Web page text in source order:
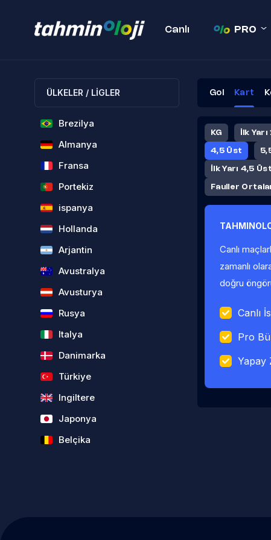
Canlı PRO
ÜLKELER / LİGLER
Brezilya
Almanya
Fransa
Portekiz
ispanya
Hollanda
Arjantin
Avustralya
Avusturya
Rusya
Italya
Danimarka
Türkiye
Ingiltere
Japonya
Belçika
Gol Kart
KG İlk
4,5 Üst
İlk Yarı 4,5 Üst
Fauller
Canlı
zamanlı
doğru
Canlı
Pro
Yapay